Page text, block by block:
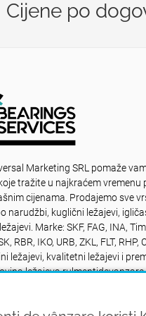
Cijene po
Marketing SRL pomaže
tražite u najkraćem vremenu
cijenama. Prodajemo sve
narudžbi, kuglični ležajevi,
Marke: SKF, FAG, INA,
RBR, IKO, URB, ZKL, FLT, RHP,
ležajevi, kvalitetni ležajevi i
ležajeva